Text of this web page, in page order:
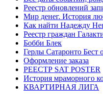
Реестр обновлений
Мир денег. История
Как найти Надежду
Реестр граждан
Бобби Блек
Герлы Сатаронто Бест
Оформление заказа
РЕЕСТР SAT POSTER
История мраморного
КВАРТИРНАЯ ЛИГА